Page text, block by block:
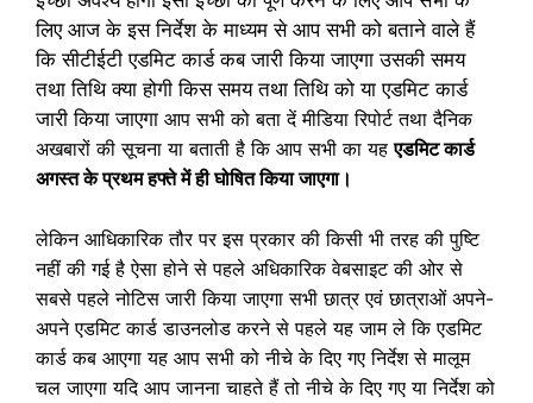
लिए आज के इस निर्देश के माध्यम से आप सभी को बताने वाले हैं
कि सीटीईटी एडमिट कार्ड कब जारी किया जाएगा उसकी समय
तथा तिथि क्या होगी किस समय तथा तिथि को या एडमिट कार्ड
जारी किया जाएगा आप सभी को बता दें मीडिया रिपोर्ट तथा दैनिक
अखबारों की सूचना या बताती है कि आप सभी का यहएडमिट कार्ड
अगस्त के प्रथम हफ्ते में ही घोषित किया जाएगा।
लेकिन आधिकारिक तौर पर इस प्रकार की किसी भी तरह की पुष्टि
नहीं की गई है ऐसा होने से पहले अधिकारिक वेबसाइट की ओर से
सबसे पहले नोटिस जारी किया जाएगा सभी छात्र एवं छात्राओं अपने-
अपने एडमिट कार्ड डाउनलोड करने से पहले यह जाम ले कि एडमिट
कार्ड कब आएगा यह आप सभी को नीचे के दिए गए निर्देश से मालूम
चल जाएगा यदि आप जानना चाहते हैं तो नीचे के दिए गए या निर्देश को